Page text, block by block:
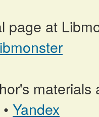
page at
materials
• Yandex